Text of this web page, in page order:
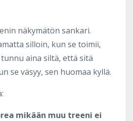
näkymätön sankari.
silloin, kun se toimii,
aina siltä, että sitä
se väsyy, sen huomaa kyllä.
mikään muu treeni ei